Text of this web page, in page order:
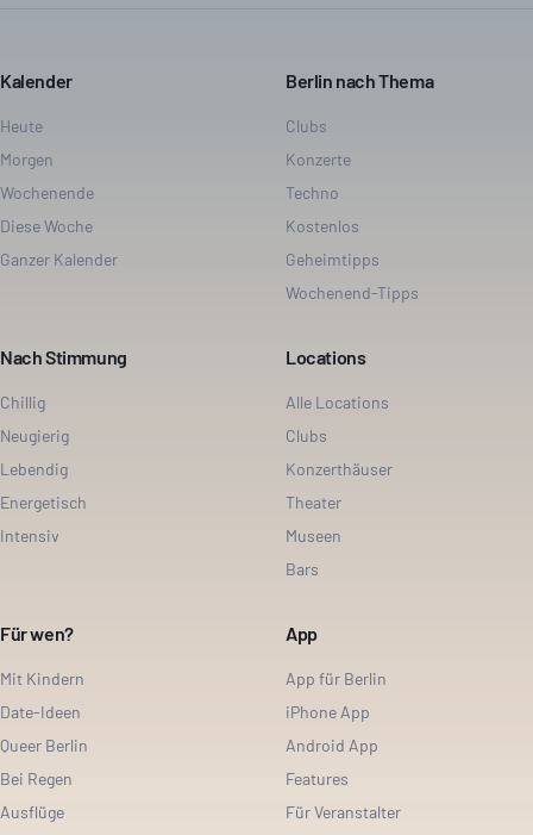
Kalender
Heute
Morgen
Wochenende
Diese Woche
Ganzer Kalender
Berlin nach Thema
Clubs
Konzerte
Techno
Kostenlos
Geheimtipps
Wochenend-Tipps
Nach Stimmung
Chillig
Neugierig
Lebendig
Energetisch
Intensiv
Locations
Alle Locations
Clubs
Konzerthäuser
Theater
Museen
Bars
Für wen?
Mit Kindern
Date-Ideen
Queer Berlin
Bei Regen
Ausflüge
App
App für Berlin
iPhone App
Android App
Features
Für Veranstalter